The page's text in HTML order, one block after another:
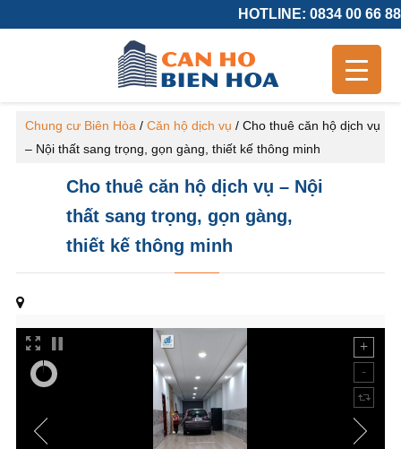
HOTLINE: 0834 00 66 88
Chung cư Biên Hòa / Căn hộ dịch vụ / Cho thuê căn hộ dịch vụ
– Nội thất sang trọng, gọn gàng, thiết kế thông minh
Cho thuê căn hộ dịch vụ – Nội
thất sang trọng, gọn gàng,
thiết kế thông minh